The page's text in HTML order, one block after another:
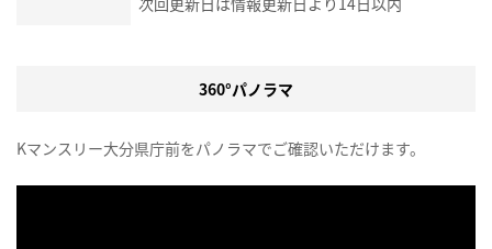
360°パノラマ
Kマンスリー大分県庁前をパノラマでご確認いただけます。